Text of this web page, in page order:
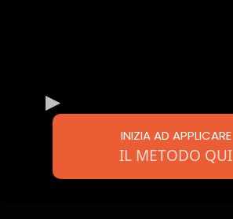
INIZIA AD APPLICARE
IL METODO QUI